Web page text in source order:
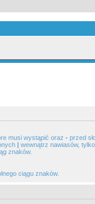
musi wystąpić oraz - przed
| wewnątrz nawiasów, tylko
znaków.
ciągu znaków.